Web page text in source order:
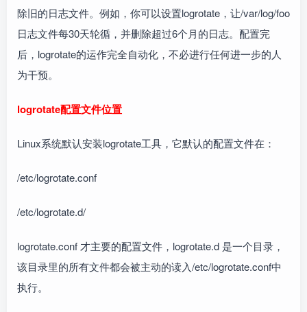
除旧的日志文件。例如，你可以设置logrotate，让/var/log/foo
日志文件每30天轮循，并删除超过6个月的日志。配置完
后，logrotate的运作完全自动化，不必进行任何进一步的人
为干预。
logrotate配置文件位置
Linux系统默认安装logrotate工具，它默认的配置文件在：
/etc/logrotate.conf
/etc/logrotate.d/
logrotate.conf 才主要的配置文件，logrotate.d 是一个目录，
该目录里的所有文件都会被主动的读入/etc/logrotate.conf中
执行。